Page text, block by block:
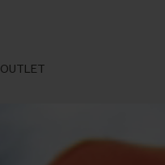
OUTLET